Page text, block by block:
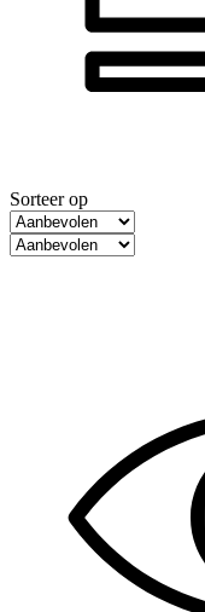
Sorteer op